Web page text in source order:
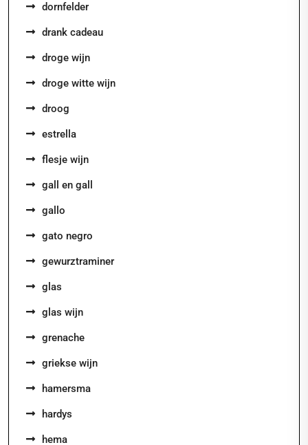
dornfelder
drank cadeau
droge wijn
droge witte wijn
droog
estrella
flesje wijn
gall en gall
gallo
gato negro
gewurztraminer
glas
glas wijn
grenache
griekse wijn
hamersma
hardys
hema